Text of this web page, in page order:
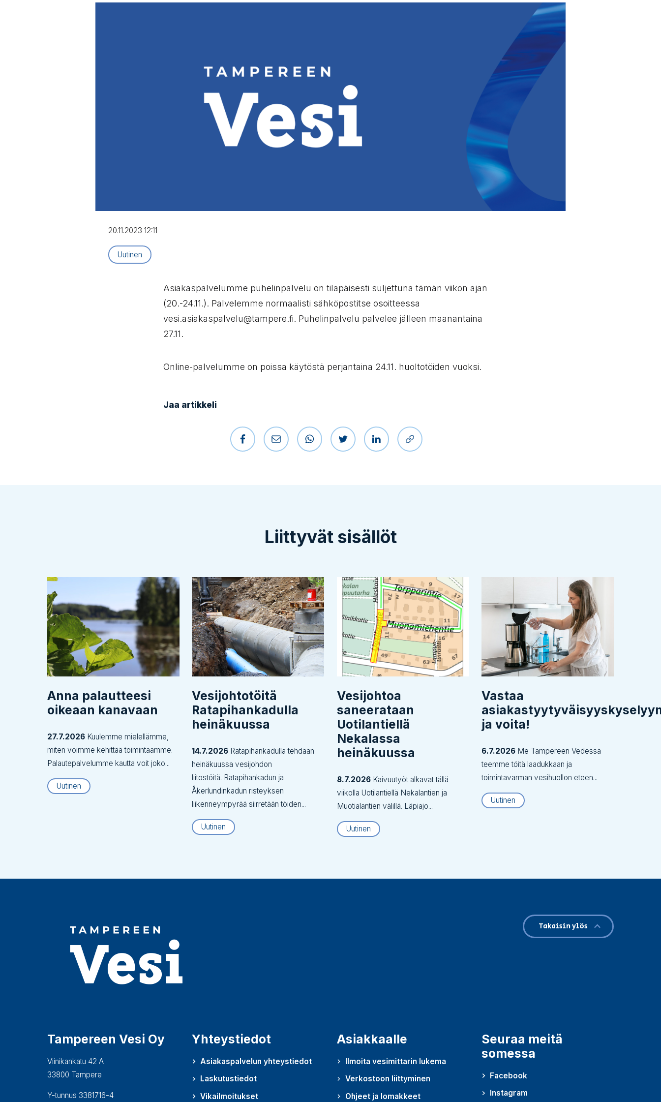
20.11.2023 12:11
Artikkelityyppi:
Uutinen
Asiakaspalvelumme puhelinpalvelu on tilapäisesti suljettuna tämän viikon ajan
(20.-24.11.). Palvelemme normaalisti sähköpostitse osoitteessa
vesi.asiakaspalvelu@tampere.fi. Puhelinpalvelu palvelee jälleen maanantaina
27.11.
Online-palvelumme on poissa käytöstä perjantaina 24.11. huoltotöiden vuoksi.
Jaa artikkeli
Jaa Facebookissa
Jaa sähköpostilla
Jaa WhatsAppissa
Jaa TwitterissäJaa LinkedInissäKopioi linkki leikepöydälle
Liittyvät sisällöt
Anna palautteesi
oikeaan kanavaan
27.7.2026 Kuulemme mielellämme,
miten voimme kehittää toimintaamme.
Palautepalvelumme kautta voit joko...
Uutinen
Vesijohtotöitä
Ratapihankadulla
heinäkuussa
14.7.2026 Ratapihankadulla tehdään
heinäkuussa vesijohdon
liitostöitä. Ratapihankadun ja
Åkerlundinkadun risteyksen
liikenneympyrää siirretään töiden...
Uutinen
Vesijohtoa
saneerataan
Uotilantiellä
Nekalassa
heinäkuussa
8.7.2026Kaivuutyöt alkavat tällä
viikolla Uotilantiellä Nekalantien ja
Muotialantien välillä. Läpiajo...
Uutinen
Vastaa
ja voita!
6.7.2026 Me Tampereen Vedessä
teemme töitä laadukkaan ja
toimintavarman vesihuollon eteen...
Uutinen
Tampereen Vesi Oy
Viinikankatu 42 A
33800 Tampere
Y-tunnus 3381716-4
Yhteystiedot
Asiakaspalvelun yhteystiedot
Laskutustiedot
Vikailmoitukset
Asiakkaalle
Ilmoita vesimittarin lukema
Verkostoon liittyminen
Ohjeet ja lomakkeet
Seuraa meitä
somessa
Facebook
Instagram
Takaisin ylös